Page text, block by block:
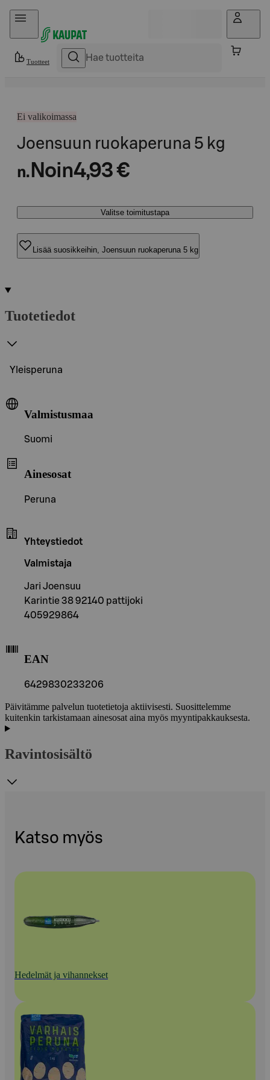
Hyppää sisältöön
Tuotteet
Ei valikoimassa
Joensuun ruokaperuna 5 kg
n. Noin4,93 €
Valitse toimitustapa
Lisää suosikkeihin, Joensuun ruokaperuna 5 kg
Tuotetiedot
Yleisperuna
Valmistusmaa
Suomi
Ainesosat
Peruna
Yhteystiedot
Valmistaja
Jari Joensuu
Karintie 38 92140 pattijoki
405929864
EAN
6429830233206
Päivitämme palvelun tuotetietoja aktiivisesti. Suosittelemme
kuitenkin tarkistamaan ainesosat aina myös myyntipakkauksesta.
Ravintosisältö
Katso myös
Hedelmät ja vihannekset